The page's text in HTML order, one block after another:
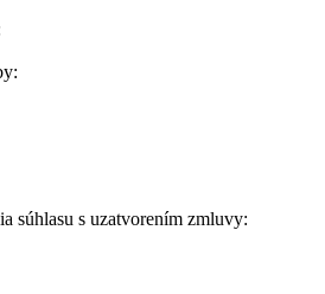
súhlasu s uzatvorením zmluvy: